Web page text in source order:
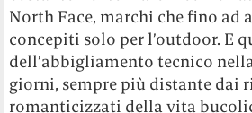
North Face, marchi che fino ad
concepiti solo per l’outdoor. E
dell’abbigliamento tecnico
giorni, sempre più distante dai
romanticizzati della vita